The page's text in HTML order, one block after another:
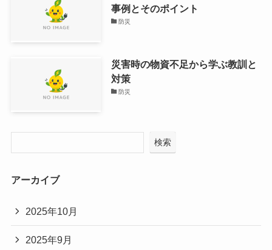
事例とそのポイント
防災
災害時の物資不足から学ぶ教訓と
対策
防災
検索
アーカイブ
2025年10月
2025年9月